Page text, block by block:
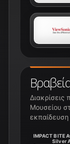
Διακρίσεις
Μουσείου
IMPACT BITE
Silver